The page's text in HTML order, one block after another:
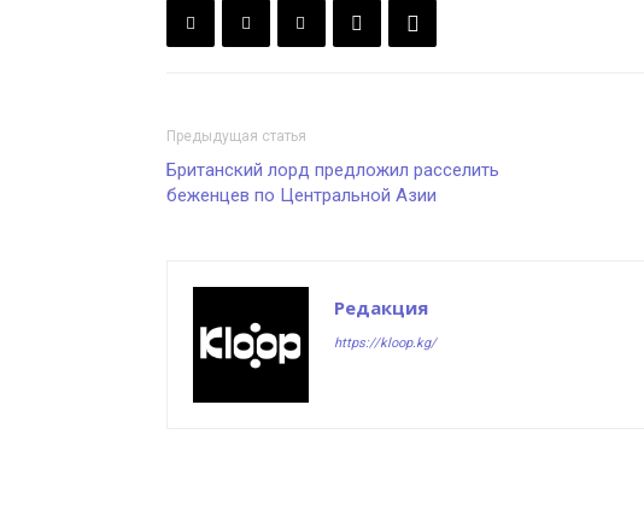
Предыдущая статья
Британский лорд предложил расселить
беженцев по Центральной Азии
Редакция
https://kloop.kg/